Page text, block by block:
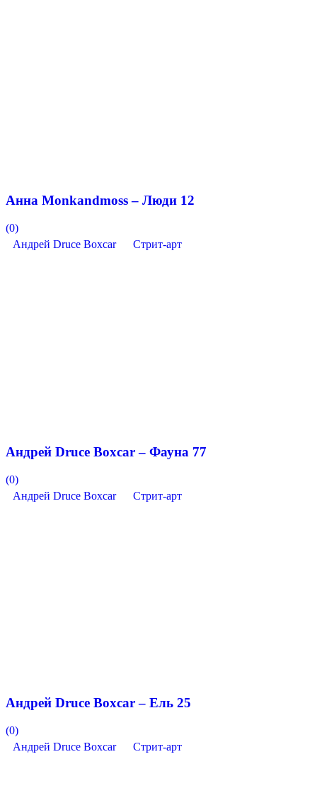
Анна Monkandmoss – Люди 12
(0)
Андрей Druce Boxcar
Стрит-арт
Андрей Druce Boxcar – Фауна 77
(0)
Андрей Druce Boxcar
Стрит-арт
Андрей Druce Boxcar – Ель 25
(0)
Андрей Druce Boxcar
Стрит-арт